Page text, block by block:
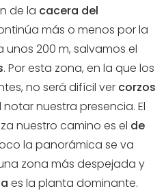
de la cacera del
más o menos por la
unos 200 m, salvamos el
. Por esta zona, en la que los
no será difícil ver corzos
nuestra presencia. El
nuestro camino es el de
la panorámica se va
zona más despejada y
es la planta dominante.